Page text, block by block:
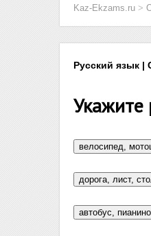
Kaz-Ekzams.ru >
Русский язык |
Укажите